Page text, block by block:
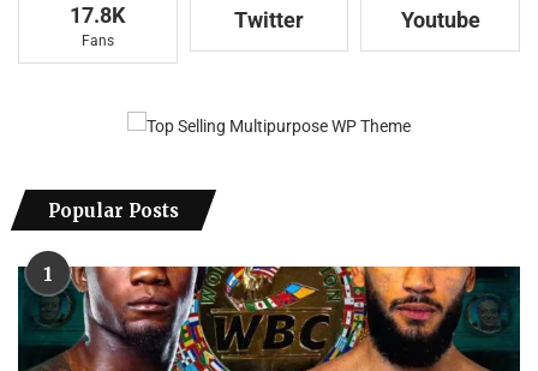
17.8K
Fans
Twitter Youtube
Popular Posts
1